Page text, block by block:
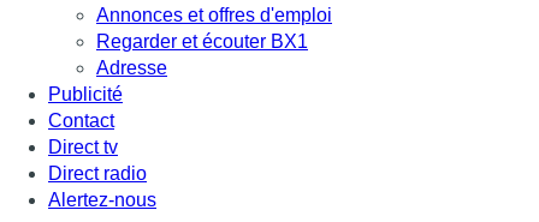
Annonces et offres d'emploi
Regarder et écouter BX1
Adresse
Publicité
Contact
Direct tv
Direct radio
Alertez-nous